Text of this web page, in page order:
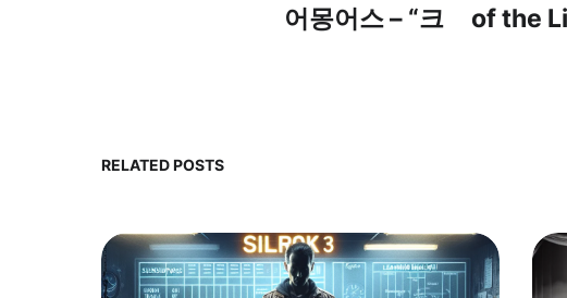
어몽어스 – “크
of the
RELATED POSTS